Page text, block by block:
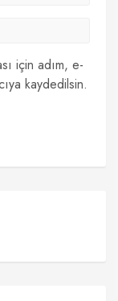
için adım, e-
kaydedilsin.